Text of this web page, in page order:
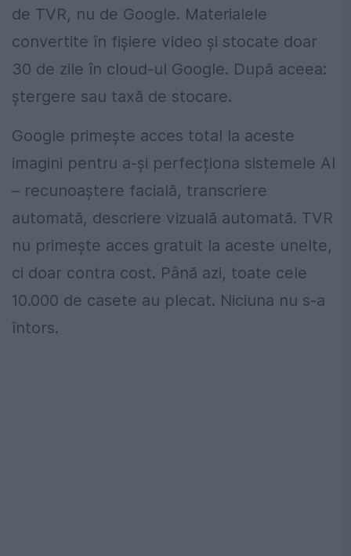
de TVR, nu de Google. Materialele
convertite în fișiere video și stocate doar
30 de zile în cloud-ul Google. După aceea:
ștergere sau taxă de stocare.
Google primește acces total la aceste
imagini pentru a-și perfecționa sistemele AI
– recunoaștere facială, transcriere
automată, descriere vizuală automată. TVR
nu primește acces gratuit la aceste unelte,
ci doar contra cost. Până azi, toate cele
10.000 de casete au plecat. Niciuna nu s-a
întors.